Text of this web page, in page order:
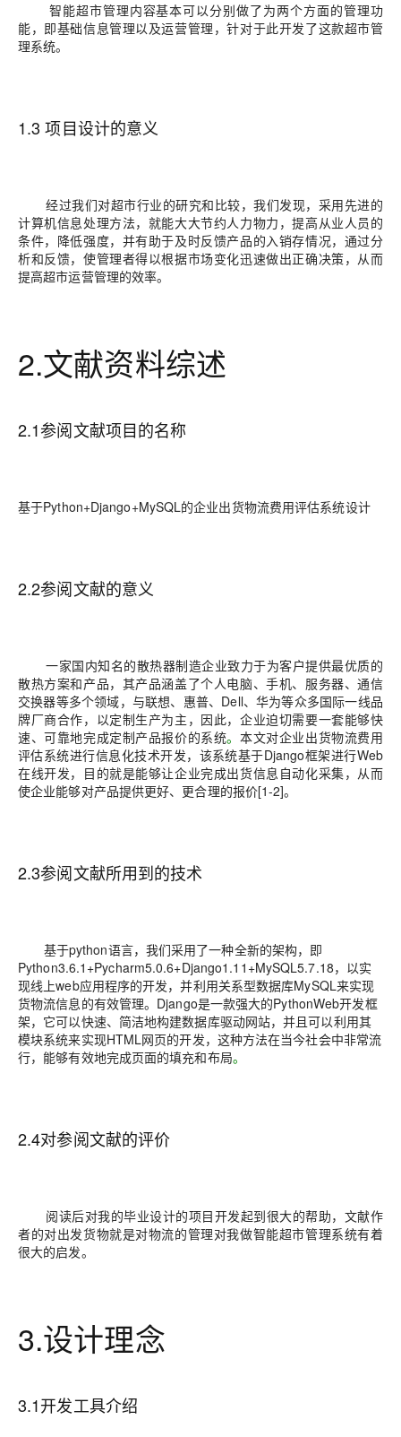
智能超市管理内容基本可以分别做了为两个方面的管理功
能，即基础信息管理以及运营管理，针对于此开发了这款超市管
理系统。
1.3 项目设计的意义
经过我们对超市行业的研究和比较，我们发现，采用先进的
计算机信息处理方法，就能大大节约人力物力，提高从业人员的
条件，降低强度，并有助于及时反馈产品的入销存情况，通过分
析和反馈，使管理者得以根据市场变化迅速做出正确决策，从而
提高超市运营管理的效率。
2.文献资料综述
2.1参阅文献项目的名称
基于Python+Django+MySQL的企业出货物流费用评估系统设计
2.2参阅文献的意义
一家国内知名的散热器制造企业致力于为客户提供最优质的
散热方案和产品，其产品涵盖了个人电脑、手机、服务器、通信
交换器等多个领域，与联想、惠普、Dell、华为等众多国际一线品
牌厂商合作，以定制生产为主，因此，企业迫切需要一套能够快
速、可靠地完成定制产品报价的系统。 本文对企业出货物流费用
评估系统进行信息化技术开发，该系统基于Django框架进行Web
在线开发，目的就是能够让企业完成出货信息自动化采集，从而
使企业能够对产品提供更好、更合理的报价[1-2]。
2.3参阅文献所用到的技术
基于python语言，我们采用了一种全新的架构，即
Python3.6.1+Pycharm5.0.6+Django1.11+MySQL5.7.18，以实
现线上web应用程序的开发，并利用关系型数据库MySQL来实现
货物流信息的有效管理。Django是一款强大的PythonWeb开发框
架，它可以快速、简洁地构建数据库驱动网站，并且可以利用其
模块系统来实现HTML网页的开发，这种方法在当今社会中非常流
行，能够有效地完成页面的填充和布局。
2.4对参阅文献的评价
阅读后对我的毕业设计的项目开发起到很大的帮助，文献作
者的对出发货物就是对物流的管理对我做智能超市管理系统有着
很大的启发。
3.设计理念
3.1开发工具介绍